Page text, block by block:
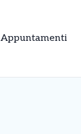
Appuntamenti